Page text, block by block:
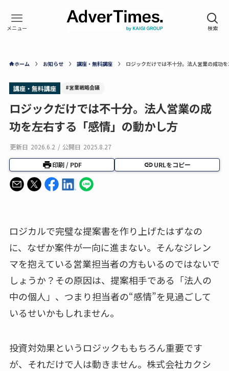
ホーム お知らせ 講座・無料講座 ロジックだけでは不十分。法人営業の成功
講座・無料講座 #営業戦略会議
ロジックだけでは不十分。法人営業の成
功を左右する「感情」の動かし方
更新日 2026.6.2 / 公開日 2025.8.27
印刷 / PDF URLをコピー
ロジカルで完璧な提案書を作り上げたはずなの
に、なぜか案件が一向に進まない。そんなジレン
マを抱えている営業担当者の方もいるのではないで
しょうか？その原因は、提案相手である「法人の
中の個人」、つまり担当者の“感情”を見過ごして
いるせいかもしれません。
投資対効果というロジックももちろん重要です
が、それだけで人は動きません。株式会社カクシ